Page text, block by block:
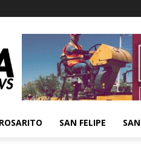
ROSARITO SAN FELIPE